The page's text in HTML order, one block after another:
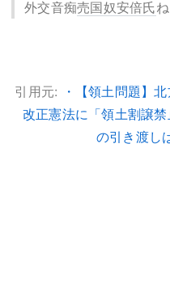
外交音痴売国奴安倍氏
引用元:
・【領土問題】
改正憲法に「領土割譲
の引き渡